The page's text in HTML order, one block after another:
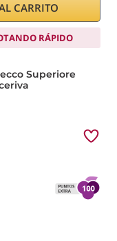
CARRITO
RÁPIDO
Superiore